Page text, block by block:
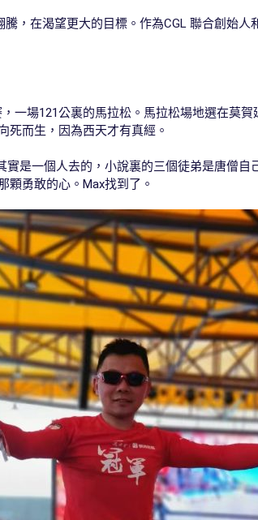
，在渴望更大的目標。作為CGL 聯合創始
一場121公裏的馬拉松。馬拉松場地選在莫
死而生，因為西天才有真經。
實是一個人去的，小說裏的三個徒弟是唐僧
顆勇敢的心。Max找到了。